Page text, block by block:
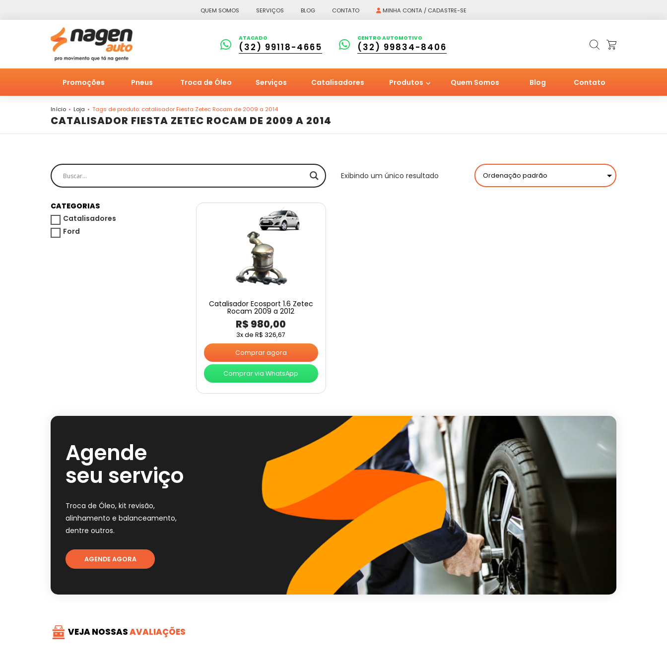
QUEM SOMOS SERVIÇOS BLOG CONTATO MINHA CONTA / CADASTRE-SE
ATACADO
(32) 99118-4665
CENTRO AUTOMOTIVO
(32) 99834-8406
Promoções Pneus Troca de Óleo Serviços Catalisadores Produtos Quem Somos Blog Contato
Início Loja Tags de produto: catalisador Fiesta Zetec Rocam de 2009 a 2014
CATALISADOR FIESTA ZETEC ROCAM DE 2009 A 2014
Exibindo um único resultado
CATEGORIAS
Catalisadores
Ford
Catalisador Ecosport 1.6 Zetec
Rocam 2009 a 2012
R$ 980,00
3x deR$ 326,67
Comprar agora
Comprar via WhatsApp
Agende
seu serviço
Troca de Óleo, kit revisão,
alinhamento e balanceamento,
dentre outros.
AGENDE AGORA
VEJA NOSSASAVALIAÇÕES